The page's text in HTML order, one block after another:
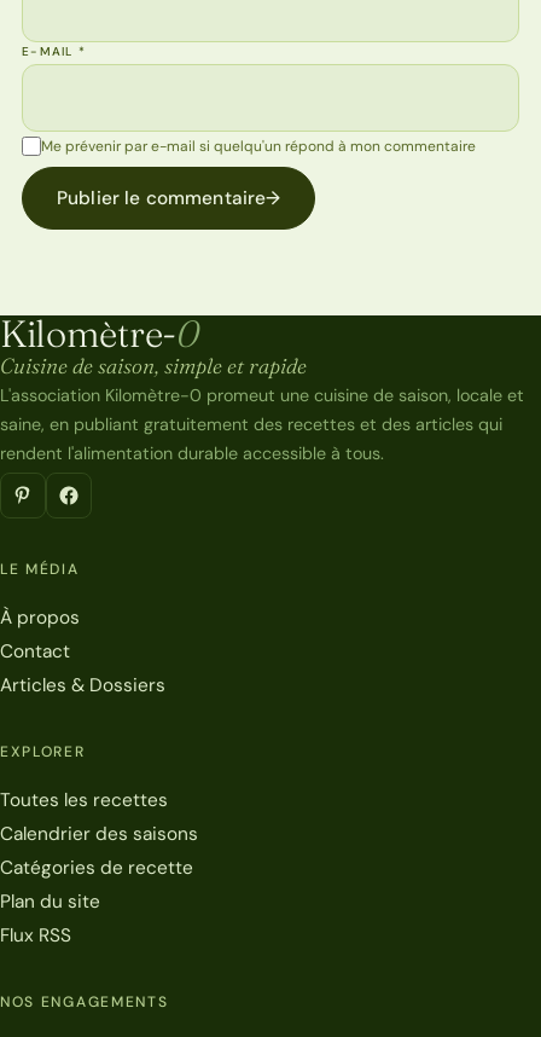
E-MAIL*
Me prévenir par e-mail si quelqu'un répond à mon commentaire
Publier le commentaire→
Kilomètre-0
Kilomètre-0
Cuisine de saison, simple et rapide
L'association Kilomètre-0 promeut une cuisine de saison, locale et
saine, en publiant gratuitement des recettes et des articles qui
rendent l'alimentation durable accessible à tous.
LE MÉDIA
À propos
Contact
Articles & Dossiers
EXPLORER
Toutes les recettes
Calendrier des saisons
Catégories de recette
Plan du site
Flux RSS
NOS ENGAGEMENTS